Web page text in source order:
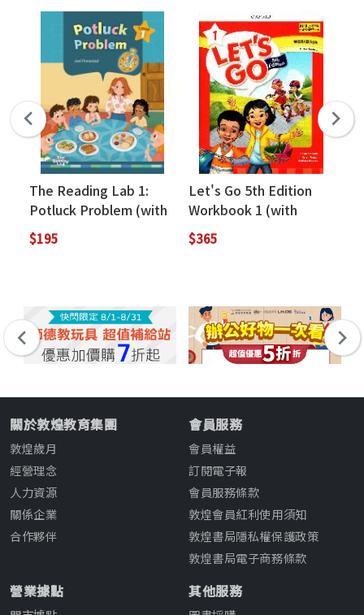
The Reading Lab 1:
Potluck Problem (with
Caves WebSource)
$195
Let's Go 5th Edition
Workbook 1 (with
Online Practice)
$365
關於敦煌教育集團
敦煌歲月
經營理念
人力資源
關係企業
合作夥伴
會員服務
會員權益
訂閱電子報
會員服務條款
敦煌會員紅利使用須知
敦煌書局隱私權保護政策
敦煌書局電子商務條款
營業據點 其他服務